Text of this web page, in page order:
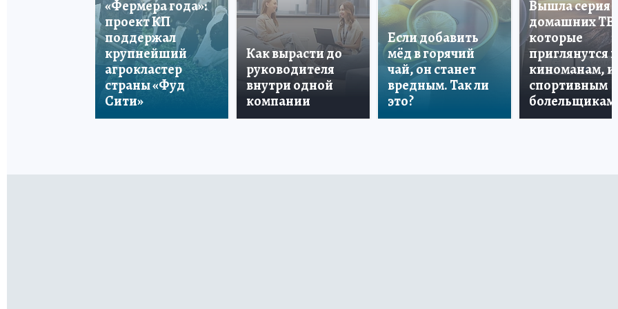
«Фермера года»:
проект КП
поддержал
крупнейший
агрокластер
страны «Фуд
Сити»
Как вырасти до
руководителя
внутри одной
компании
Если добавить
мёд в горячий
чай, он станет
вредным. Так ли
это?
Вышла серия
домашних ТВ,
которые
приглянутся и
киноманам, и
спортивным
болельщикам